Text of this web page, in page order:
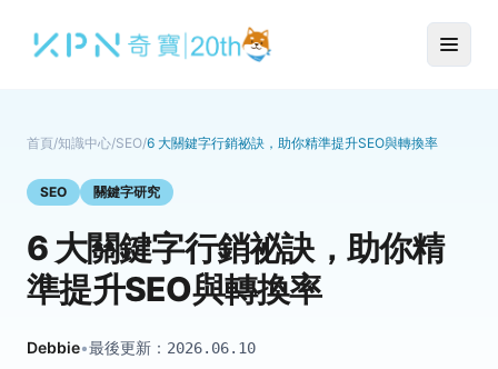
首頁/知識中心/SEO/6 大關鍵字行銷祕訣，助你精準提升SEO與轉換率
SEO 關鍵字研究
6 大關鍵字行銷祕訣，助你精
準提升SEO與轉換率
Debbie•最後更新： 2026.06.10